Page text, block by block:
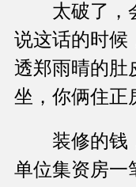
太破了，会
说这话的时候
透郑雨晴的肚
坐，你俩住正
装修的钱，
单位集资房一